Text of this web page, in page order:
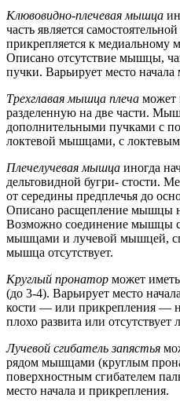
Клювовидно-плечевая мышца
часть является
прикрепляется к медиальному
Описано отсутствие мышцы,
пучки. Варьирует место
Трехглавая мышца плеча может
разделенную на две части.
дополнительными пучками с
локтевой мышцами, с локтевым
Плечелучевая мышца иногда
дельтовидной бугри- стости.
от середины предплечья до
Описано расщепление мышцы
Возможно соединение мышцы с
мышцами и лучевой мышцей,
мышца отсутствует.
Круглый пронатор может
(до 3-4). Варьирует место
кости — или прикрепления —
плохо развита или отсутствует
Лучевой сгибатель запястья
рядом мышцами (круглым
поверхностным сгибателем
место начала и прикрепления.